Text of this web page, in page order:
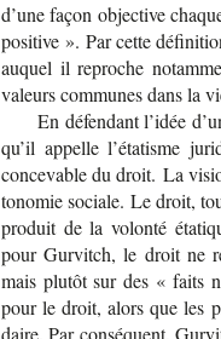
d’une façon objec­tive
posi­tive ». Par cette
auquel il reproche
valeurs com­munes dans la
En défen­dant l’idée
qu’il appelle l’éta­tisme
conce­vable du droit. La
to­no­mie sociale. Le droit,
pro­duit de la volonté
pour Gur­vitch, le droit ne
mais plu­tôt sur des « faits
pour le droit, alors que les
daire. Par consé­quent,